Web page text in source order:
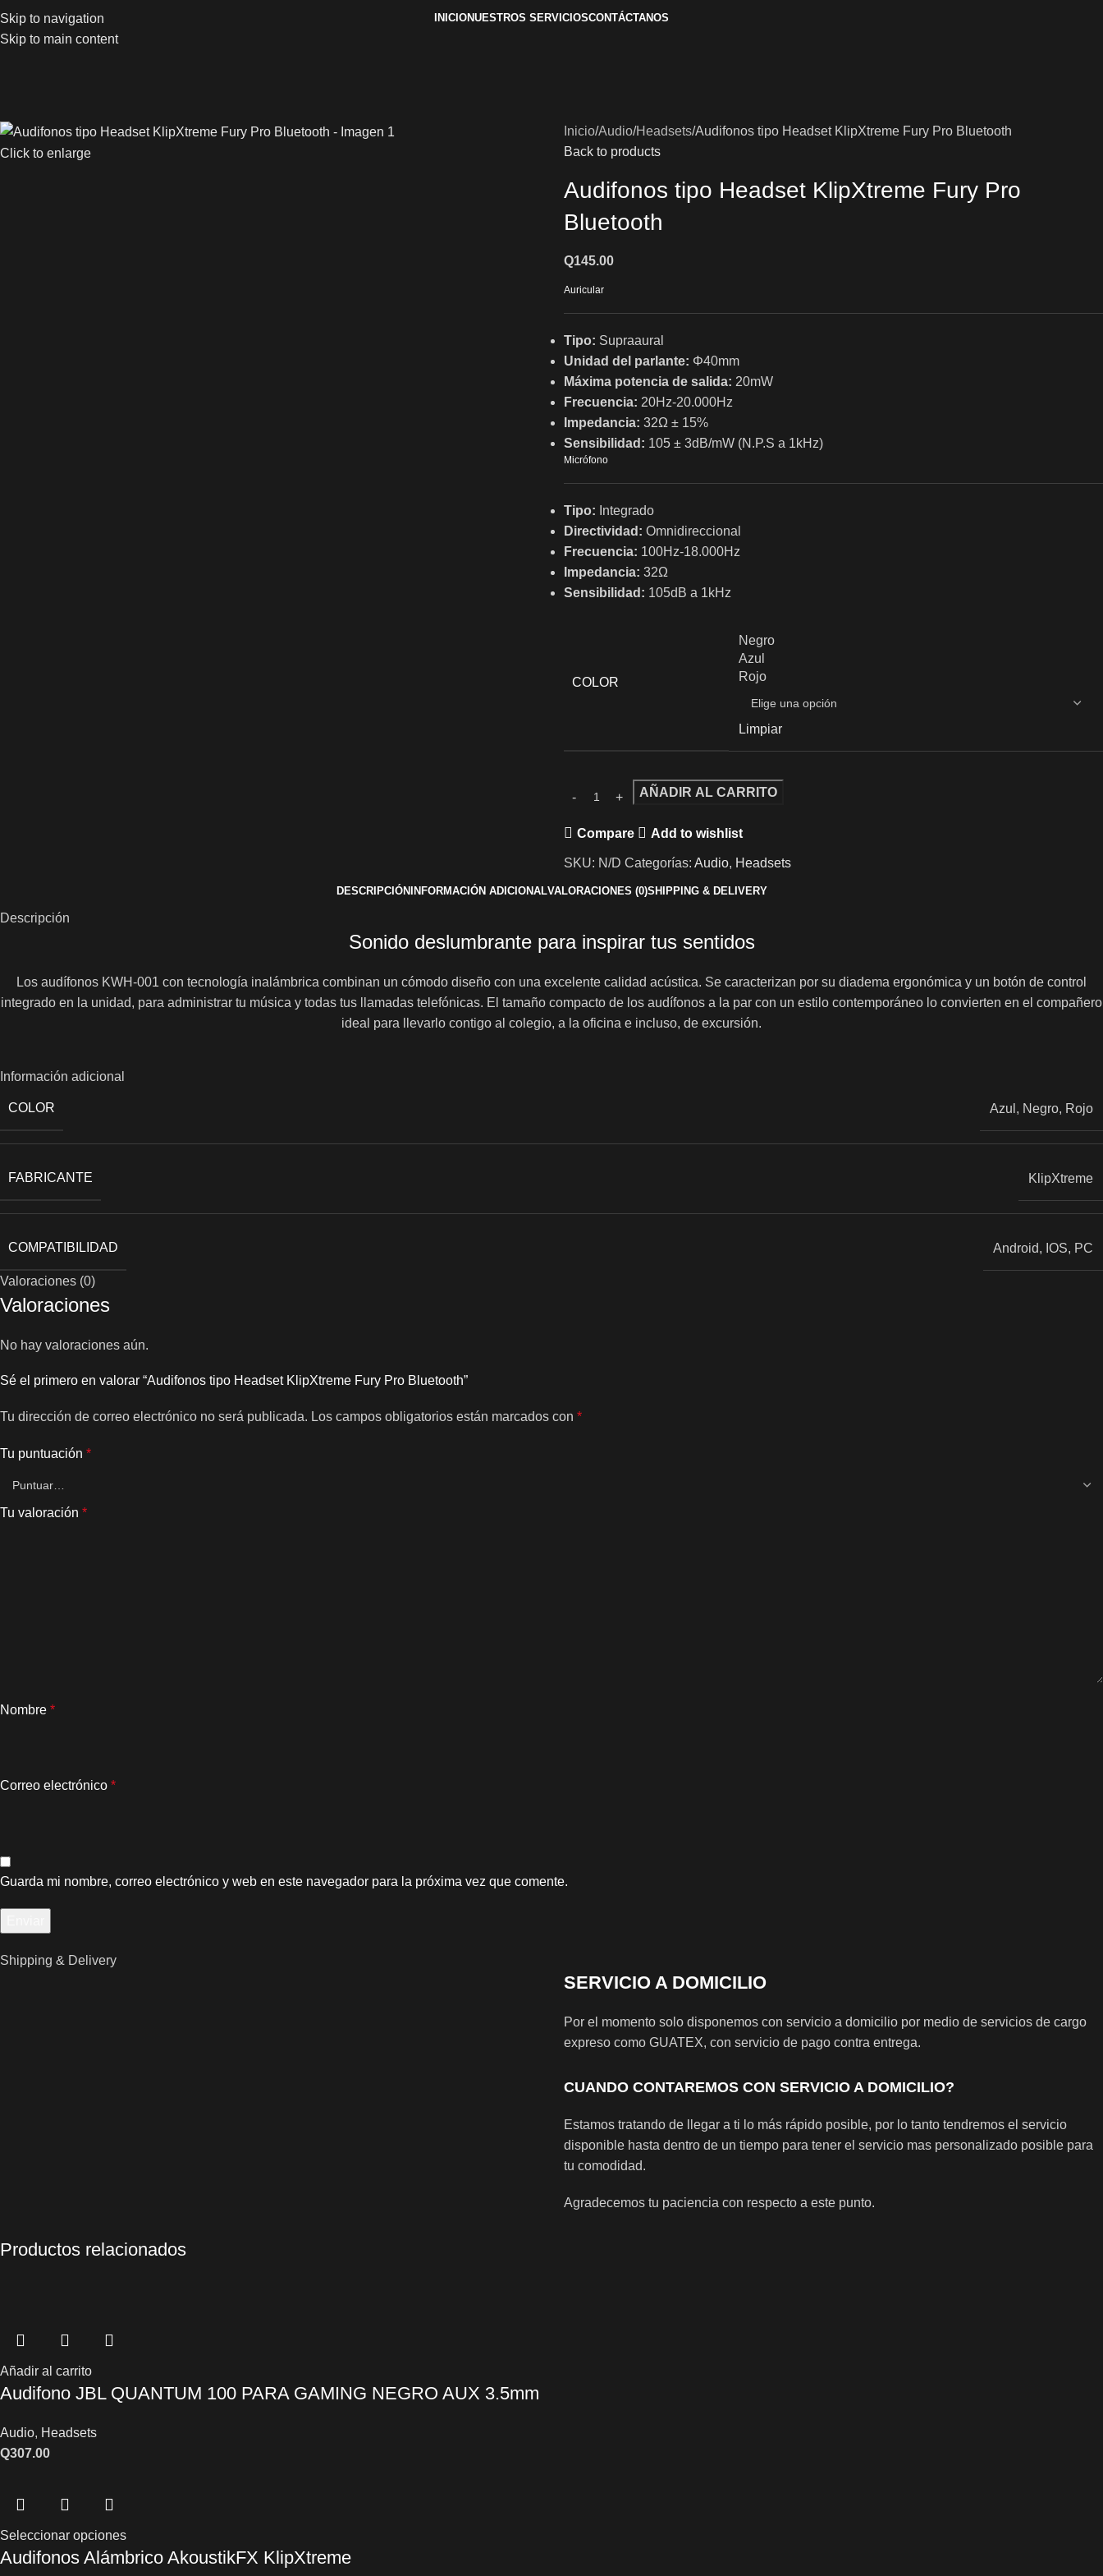
Skip to navigation
Skip to main content
INICIONUESTROS SERVICIOSCONTÁCTANOS
Click to enlarge
Inicio Audio Headsets Audifonos tipo Headset KlipXtreme Fury Pro Bluetooth
Back to products
Audifonos tipo Headset KlipXtreme Fury Pro
Bluetooth
Q145.00
Auricular
Tipo: Supraaural
Unidad del parlante: Φ40mm
Máxima potencia de salida: 20mW
Frecuencia: 20Hz-20.000Hz
Impedancia: 32Ω ± 15%
Sensibilidad: 105 ± 3dB/mW (N.P.S a 1kHz)
Micrófono
Tipo: Integrado
Directividad: Omnidireccional
Frecuencia: 100Hz-18.000Hz
Impedancia: 32Ω
Sensibilidad: 105dB a 1kHz
COLOR
Negro
Azul
Rojo
Limpiar
AÑADIR AL CARRITO
Compare Add to wishlist
SKU: N/D Categorías: Audio, Headsets
DESCRIPCIÓNINFORMACIÓN ADICIONALVALORACIONES (0)SHIPPING & DELIVERY
Descripción
Sonido deslumbrante para inspirar tus sentidos
Los audífonos KWH-001 con tecnología inalámbrica combinan un cómodo diseño con una excelente calidad acústica. Se caracterizan por su diadema ergonómica y un botón de control
integrado en la unidad, para administrar tu música y todas tus llamadas telefónicas. El tamaño compacto de los audífonos a la par con un estilo contemporáneo lo convierten en el compañero
ideal para llevarlo contigo al colegio, a la oficina e incluso, de excursión.
Información adicional
COLOR Azul , Negro, Rojo
FABRICANTE KlipXtreme
COMPATIBILIDAD Android, IOS, PC
Valoraciones (0)
Valoraciones
No hay valoraciones aún.
Sé el primero en valorar “Audifonos tipo Headset KlipXtreme Fury Pro Bluetooth”
Tu dirección de correo electrónico no será publicada. Los campos obligatorios están marcados con *
Tu puntuación *
Tu valoración *
Nombre *
Correo electrónico *
Guarda mi nombre, correo electrónico y web en este navegador para la próxima vez que comente.
Shipping & Delivery
SERVICIO A DOMICILIO
Por el momento solo disponemos con servicio a domicilio por medio de servicios de cargo
expreso como GUATEX, con servicio de pago contra entrega.
CUANDO CONTAREMOS CON SERVICIO A DOMICILIO?
Estamos tratando de llegar a ti lo más rápido posible, por lo tanto tendremos el servicio
disponible hasta dentro de un tiempo para tener el servicio mas personalizado posible para
tu comodidad.
Agradecemos tu paciencia con respecto a este punto.
Productos relacionados
Añadir al carrito
Audifono JBL QUANTUM 100 PARA GAMING NEGRO AUX 3.5mm
Audio, Headsets
Q307.00
Seleccionar opciones
Audifonos Alámbrico AkoustikFX KlipXtreme